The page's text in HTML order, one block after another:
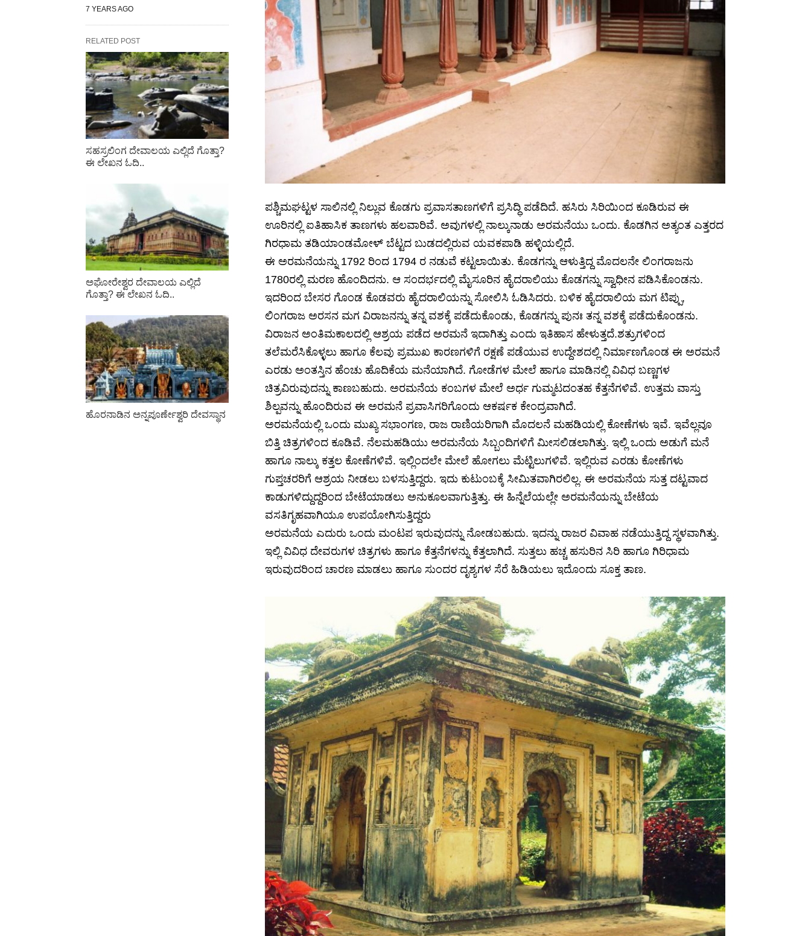
ಪಶ್ಚಿಮಘಟ್ಟಳ ಸಾಲಿನಲ್ಲಿ ನಿಲ್ಲುವ ಕೊಡಗು ಪ್ರವಾಸತಾಣಗಳಿಗೆ ಪ್ರಸಿದ್ಧಿ ಪಡೆದಿದೆ. ಹಸಿರು ಸಿರಿಯಿಂದ ಕೂಡಿರುವ ಈ
ಊರಿನಲ್ಲಿ ಐತಿಹಾಸಿಕ ತಾಣಗಳು ಹಲವಾರಿವೆ. ಅವುಗಳಲ್ಲಿ ನಾಲ್ಕುನಾಡು ಅರಮನೆಯು ಒಂದು. ಕೊಡಗಿನ ಅತ್ಯಂತ ಎತ್ತರದ
ಗಿರಧಾಮ ತಡಿಯಾಂಡಮೋಳ್ ಬೆಟ್ಟದ ಬುಡದಲ್ಲಿರುವ ಯವಕಪಾಡಿ ಹಳ್ಳಿಯಲ್ಲಿದೆ.
ಈ ಅರಮನೆಯನ್ನು 1792 ರಿಂದ 1794 ರ ನಡುವೆ ಕಟ್ಟಲಾಯಿತು. ಕೊಡಗನ್ನು ಆಳುತ್ತಿದ್ದ ಮೊದಲನೇ ಲಿಂಗರಾಜನು
1780ರಲ್ಲಿ ಮರಣ ಹೊಂದಿದನು. ಆ ಸಂದರ್ಭದಲ್ಲಿ ಮೈಸೂರಿನ ಹೈದರಾಲಿಯು ಕೊಡಗನ್ನು ಸ್ವಾಧೀನ ಪಡಿಸಿಕೊಂಡನು.
ಇದರಿಂದ ಬೇಸರ ಗೊಂಡ ಕೊಡವರು ಹೈದರಾಲಿಯನ್ನು ಸೋಲಿಸಿ ಓಡಿಸಿದರು. ಬಳಿಕ ಹೈದರಾಲಿಯ ಮಗ ಟಿಪ್ಪು,
ಲಿಂಗರಾಜ ಅರಸನ ಮಗ ವಿರಾಜನನ್ನು ತನ್ನ ವಶಕ್ಕೆ ಪಡೆದುಕೊಂಡು, ಕೊಡಗನ್ನು ಪುನಃ ತನ್ನ ವಶಕ್ಕೆ ಪಡೆದುಕೊಂಡನು.
ವಿರಾಜನ ಅಂತಿಮಕಾಲದಲ್ಲಿ ಆಶ್ರಯ ಪಡೆದ ಅರಮನೆ ಇದಾಗಿತ್ತು ಎಂದು ಇತಿಹಾಸ ಹೇಳುತ್ತದೆ.ಶತ್ರುಗಳಿಂದ
ತಲೆಮರೆಸಿಕೊಳ್ಳಲು ಹಾಗೂ ಕೆಲವು ಪ್ರಮುಖ ಕಾರಣಗಳಿಗೆ ರಕ್ಷಣೆ ಪಡೆಯುವ ಉದ್ದೇಶದಲ್ಲಿ ನಿರ್ಮಾಣಗೊಂಡ ಈ ಅರಮನೆ
ಎರಡು ಅಂತಸ್ತಿನ ಹೆಂಚು ಹೊದಿಕೆಯ ಮನೆಯಾಗಿದೆ. ಗೋಡೆಗಳ ಮೇಲೆ ಹಾಗೂ ಮಾಡಿನಲ್ಲಿ ವಿವಿಧ ಬಣ್ಣಗಳ
ಚಿತ್ರವಿರುವುದನ್ನು ಕಾಣಬಹುದು. ಅರಮನೆಯ ಕಂಬಗಳ ಮೇಲೆ ಅರ್ಧ ಗುಮ್ಮಟದಂತಹ ಕೆತ್ತನೆಗಳಿವೆ. ಉತ್ತಮ ವಾಸ್ತು
ಶಿಲ್ಪವನ್ನು ಹೊಂದಿರುವ ಈ ಅರಮನೆ ಪ್ರವಾಸಿಗರಿಗೊಂದು ಆಕರ್ಷಕ ಕೇಂದ್ರವಾಗಿದೆ.
ಅರಮನೆಯಲ್ಲಿ ಒಂದು ಮುಖ್ಯ ಸಭಾಂಗಣ, ರಾಜ ರಾಣಿಯರಿಗಾಗಿ ಮೊದಲನೆ ಮಹಡಿಯಲ್ಲಿ ಕೋಣೆಗಳು ಇವೆ. ಇವೆಲ್ಲವೂ
ಬಿತ್ತಿ ಚಿತ್ರಗಳಿಂದ ಕೂಡಿವೆ. ನೆಲಮಹಡಿಯು ಅರಮನೆಯ ಸಿಬ್ಬಂದಿಗಳಿಗೆ ಮೀಸಲಿಡಲಾಗಿತ್ತು. ಇಲ್ಲಿ ಒಂದು ಅಡುಗೆ ಮನೆ
ಹಾಗೂ ನಾಲ್ಕು ಕತ್ತಲ ಕೋಣೆಗಳಿವೆ. ಇಲ್ಲಿಂದಲೇ ಮೇಲೆ ಹೋಗಲು ಮೆಟ್ಟಿಲುಗಳಿವೆ. ಇಲ್ಲಿರುವ ಎರಡು ಕೋಣೆಗಳು
ಗುಪ್ತಚರರಿಗೆ ಆಶ್ರಯ ನೀಡಲು ಬಳಸುತ್ತಿದ್ದರು. ಇದು ಕುಟುಂಬಕ್ಕೆ ಸೀಮಿತವಾಗಿರಲಿಲ್ಲ. ಈ ಅರಮನೆಯ ಸುತ್ತ ದಟ್ಟವಾದ
ಕಾಡುಗಳಿದ್ದುದ್ದರಿಂದ ಬೇಟೆಯಾಡಲು ಅನುಕೂಲವಾಗುತ್ತಿತ್ತು. ಈ ಹಿನ್ನೆಲೆಯಲ್ಲೇ ಅರಮನೆಯನ್ನು ಬೇಟೆಯ
ವಸತಿಗೃಹವಾಗಿಯೂ ಉಪಯೋಗಿಸುತ್ತಿದ್ದರು
ಅರಮನೆಯ ಎದುರು ಒಂದು ಮಂಟಪ ಇರುವುದನ್ನು ನೋಡಬಹುದು. ಇದನ್ನು ರಾಜರ ವಿವಾಹ ನಡೆಯುತ್ತಿದ್ದ ಸ್ಥಳವಾಗಿತ್ತು.
ಇಲ್ಲಿ ವಿವಿಧ ದೇವರುಗಳ ಚಿತ್ರಗಳು ಹಾಗೂ ಕೆತ್ತನೆಗಳನ್ನು ಕೆತ್ತಲಾಗಿದೆ. ಸುತ್ತಲು ಹಚ್ಚ ಹಸುರಿನ ಸಿರಿ ಹಾಗೂ ಗಿರಿಧಾಮ
ಇರುವುದರಿಂದ ಚಾರಣ ಮಾಡಲು ಹಾಗೂ ಸುಂದರ ದೃಶ್ಯಗಳ ಸೆರೆ ಹಿಡಿಯಲು ಇದೊಂದು ಸೂಕ್ತ ತಾಣ.
7 YEARS AGO
RELATED POST
ಸಹಸ್ರಲಿಂಗ ದೇವಾಲಯ ಎಲ್ಲಿದೆ ಗೊತ್ತಾ?
ಈ ಲೇಖನ ಓದಿ..
ಅಘೋರೇಶ್ವರ ದೇವಾಲಯ ಎಲ್ಲಿದೆ
ಗೊತ್ತಾ? ಈ ಲೇಖನ ಓದಿ..
ಹೊರನಾಡಿನ ಅನ್ನಪೂರ್ಣೇಶ್ವರಿ ದೇವಸ್ಥಾನ